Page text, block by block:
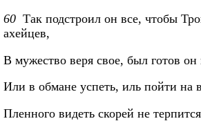
60 Так подстроил он все, чтобы
ахейцев,
В мужество веря свое, был готов
Или в обмане успеть, иль пойти на
Пленного видеть скорей не